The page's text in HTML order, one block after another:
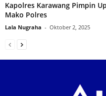
Kapolres Karawang Pimpin
Mako Polres
Lala Nugraha - Oktober 2, 2025